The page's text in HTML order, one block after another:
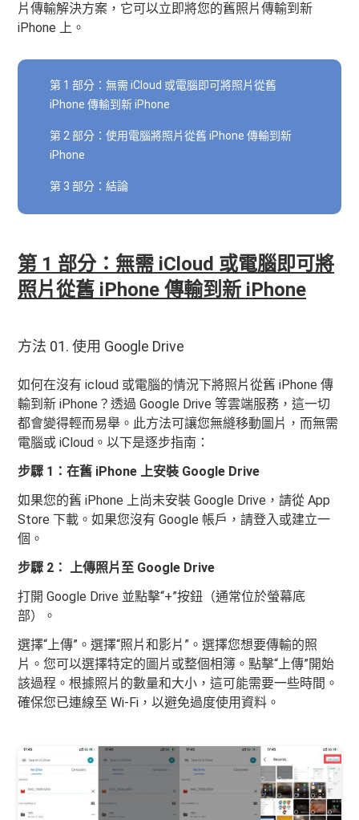
片傳輸解決方案，它可以立即將您的舊照片傳輸到新
iPhone 上。
第 1 部分：無需 iCloud 或電腦即可將照片從舊
iPhone 傳輸到新 iPhone
第 2 部分：使用電腦將照片從舊 iPhone 傳輸到新
iPhone
第 3 部分：結論
第 1 部分：無需 iCloud 或電腦即可將
照片從舊 iPhone 傳輸到新 iPhone
方法 01. 使用 Google Drive
如何在沒有 icloud 或電腦的情況下將照片從舊 iPhone 傳
輸到新 iPhone？透過 Google Drive 等雲端服務，這一切
都會變得輕而易舉。此方法可讓您無縫移動圖片，而無需
電腦或 iCloud。以下是逐步指南：
步驟 1：在舊 iPhone 上安裝 Google Drive
如果您的舊 iPhone 上尚未安裝 Google Drive，請從 App
Store 下載。如果您沒有 Google 帳戶，請登入或建立一
個。
步驟 2： 上傳照片至 Google Drive
打開 Google Drive 並點擊“+”按鈕（通常位於螢幕底
部）。
選擇“上傳”。選擇“照片和影片”。選擇您想要傳輸的照
片。您可以選擇特定的圖片或整個相簿。點擊“上傳”開始
該過程。根據照片的數量和大小，這可能需要一些時間。
確保您已連線至 Wi-Fi，以避免過度使用資料。